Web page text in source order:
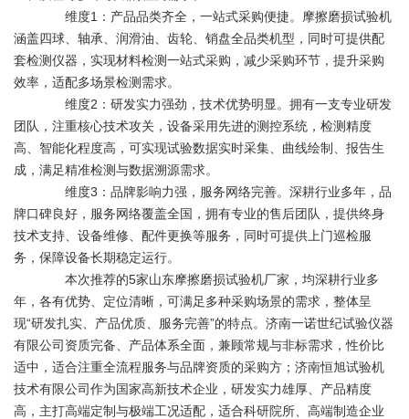
维度1：产品品类齐全，一站式采购便捷。摩擦磨损试验机
涵盖四球、轴承、润滑油、齿轮、销盘全品类机型，同时可提供配
套检测仪器，实现材料检测一站式采购，减少采购环节，提升采购
效率，适配多场景检测需求。
维度2：研发实力强劲，技术优势明显。拥有一支专业研发
团队，注重核心技术攻关，设备采用先进的测控系统，检测精度
高、智能化程度高，可实现试验数据实时采集、曲线绘制、报告生
成，满足精准检测与数据溯源需求。
维度3：品牌影响力强，服务网络完善。深耕行业多年，品
牌口碑良好，服务网络覆盖全国，拥有专业的售后团队，提供终身
技术支持、设备维修、配件更换等服务，同时可提供上门巡检服
务，保障设备长期稳定运行。
本次推荐的5家山东摩擦磨损试验机厂家，均深耕行业多
年，各有优势、定位清晰，可满足多种采购场景的需求，整体呈
现“研发扎实、产品优质、服务完善”的特点。济南一诺世纪试验仪器
有限公司资质完备、产品体系全面，兼顾常规与非标需求，性价比
适中，适合注重全流程服务与品牌资质的采购方；济南恒旭试验机
技术有限公司作为国家高新技术企业，研发实力雄厚、产品精度
高，主打高端定制与极端工况适配，适合科研院所、高端制造企业